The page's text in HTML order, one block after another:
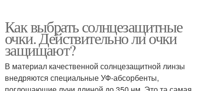
Как выбрать солнцезащитные
очки. Действительно ли очки
защищают?
В материал качественной солнцезащитной линзы
внедряются специальные УФ-абсорбенты,